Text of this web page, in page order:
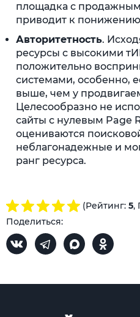
площадка с
приводит к понижению
Авторитетность.
ресурсы с высокими
положительно
системами, особенно,
выше, чем у
Целесообразно не
сайты с нулевым Page
оцениваются
неблагонадежные и
ранг ресурса.
(Рейтинг: 5,
Поделиться: